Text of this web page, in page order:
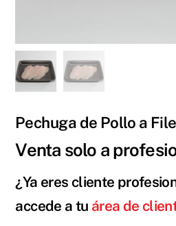
Pechuga de Pollo a
Venta solo a
¿Ya eres cliente
accede a tu área de